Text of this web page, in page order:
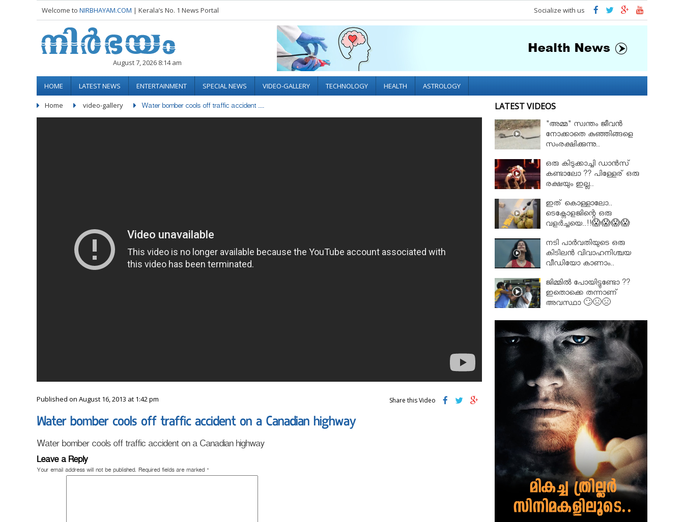
Welcome to NIRBHAYAM.COM | Kerala’s No. 1 News Portal Socialize with us
August 7, 2026 8:14 am
HOME LATEST NEWS ENTERTAINMENT SPECIAL NEWS VIDEO-GALLERY TECHNOLOGY HEALTH ASTROLOGY
Home video-gallery Water bomber cools off traffic accident ....
Published on August 16, 2013 at 1:42 pm Share this Video
Water bomber cools off traffic accident on a Canadian highway
Water bomber cools off traffic accident on a Canadian highway
Leave a Reply
Your email address will not be published. Required fields are marked *
LATEST VIDEOS
"അമ്മ" സ്വന്തം ജീവൻ
നോക്കാതെ കുഞ്ഞിങ്ങളെ
സംരക്ഷിക്കുന്നു..
ഒരു കിടുക്കാച്ചി ഡാൻസ്
കണ്ടാലോ ?? പിള്ളേര് ഒരു
രക്ഷയും ഇല്ല..
ഇത് കൊള്ളാലോ..
ടെക്നോളജിന്റെ ഒരു
വളർച്ചയെ..!!😱😱😱😱
നടി പാർവതിയുടെ ഒരു
കിടിലൻ വിവാഹനിശ്ചയ
വീഡിയോ കാണാം..
ജിമ്മിൽ പോയിട്ടുണ്ടോ ??
ഇതൊക്കെ തന്നാണ്
അവസ്ഥാ 🙄😣😣